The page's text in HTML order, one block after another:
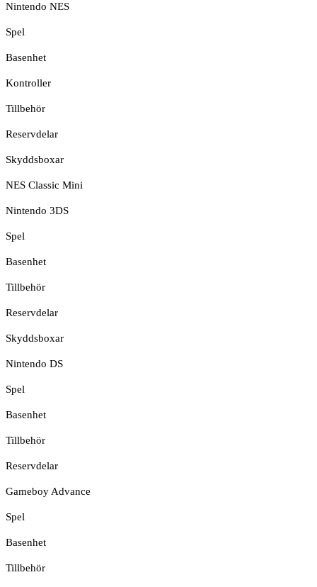
Nintendo NES
Spel
Basenhet
Kontroller
Tillbehör
Reservdelar
Skyddsboxar
NES Classic Mini
Nintendo 3DS
Spel
Basenhet
Tillbehör
Reservdelar
Skyddsboxar
Nintendo DS
Spel
Basenhet
Tillbehör
Reservdelar
Gameboy Advance
Spel
Basenhet
Tillbehör